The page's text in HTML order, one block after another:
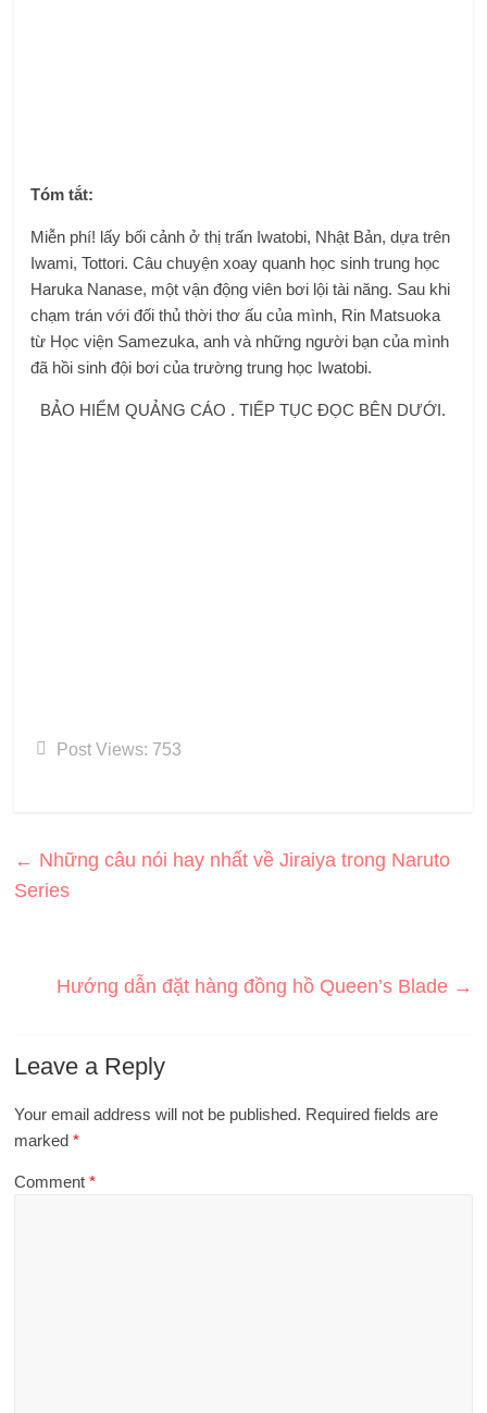
Tóm tắt:
Miễn phí! lấy bối cảnh ở thị trấn Iwatobi, Nhật Bản, dựa trên
Iwami, Tottori. Câu chuyện xoay quanh học sinh trung học
Haruka Nanase, một vận động viên bơi lội tài năng. Sau khi
chạm trán với đối thủ thời thơ ấu của mình, Rin Matsuoka
từ Học viện Samezuka, anh và những người bạn của mình
đã hồi sinh đội bơi của trường trung học Iwatobi.
BẢO HIỂM QUẢNG CÁO . TIẾP TỤC ĐỌC BÊN DƯỚI.
Post Views: 753
← Những câu nói hay nhất về Jiraiya trong Naruto
Series
Hướng dẫn đặt hàng đồng hồ Queen’s Blade →
Leave a Reply
Your email address will not be published. Required fields are
marked*
Comment*